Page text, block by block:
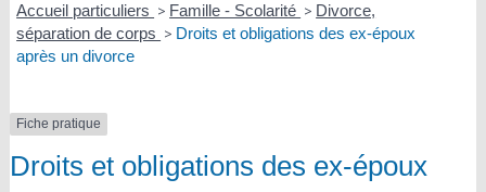
Accueil particuliers > Famille - Scolarité > Divorce,
séparation de corps > Droits et obligations des ex-époux
après un divorce
Fiche pratique
Droits et obligations des ex-époux